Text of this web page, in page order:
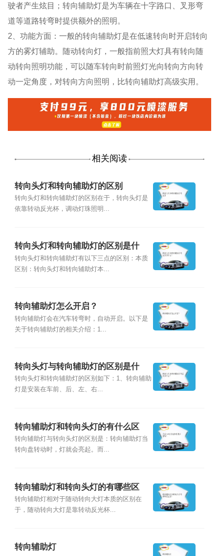
驶者产生炫目；转向辅助灯是为车辆在十字路口、叉形弯
道等道路转弯时提供额外的照明。
2、功能方面：一般的转向辅助灯是在低速转向时开启转向
方的雾灯辅助。随动转向灯，一般指前照大灯具有转向随
动转向照明功能，可以随车转向时前照灯光向转向方向转
动一定角度，对转向方向照明，比转向辅助灯高级实用。
相关阅读
转向头灯和转向辅助灯的区别
转向头灯和转向辅助灯的区别在于，转向头灯是
依靠转动反光杯，调动灯珠照明...
转向头灯和转向辅助灯的区别是什
么？
转向头灯和转向辅助灯有以下三点的区别：本质
区别：转向头灯和转向辅助灯本...
转向辅助灯怎么开启？
转向辅助灯会在汽车转弯时，自动开启。以下是
关于转向辅助灯的相关介绍：1...
转向头灯与转向辅助灯的区别是什
么？
转向头灯和转向辅助灯的区别如下：1、转向辅助
灯是安装在车前、后、左、右...
转向辅助灯和转向头灯的有什么区
别？
转向辅助灯与转向头灯的区别是：转向辅助灯当
转向盘转动时，灯就会亮起。而...
转向辅助灯和转向头灯的有哪些区
别？
转向辅助灯相对于随动转向大灯本质的区别在
于，随动转向大灯是靠转动反光杯...
转向辅助灯